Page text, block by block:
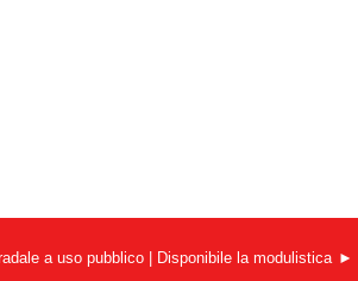
a uso pubblico | Disponibile la modulistica